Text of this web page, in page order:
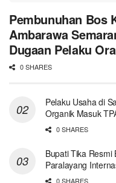
Pembunuhan Bos
Ambarawa
Dugaan Pelaku
0 SHARES
Pelaku Usaha di
Organik Masuk
0 SHARES
Bupati Tika Resmi
Paralayang
0 SHARES